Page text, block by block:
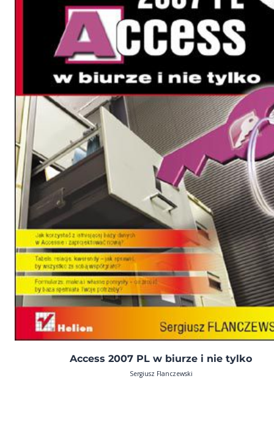
Access 2007 PL w biurze i nie tylko
Sergiusz Flanczewski